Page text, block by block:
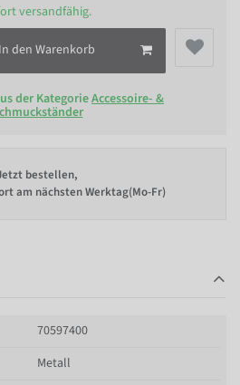
versandfähig.
In den Warenkorb
der KategorieAccessoire- &
bestellen,
am nächsten Werktag(Mo-Fr)
70597400
Metall